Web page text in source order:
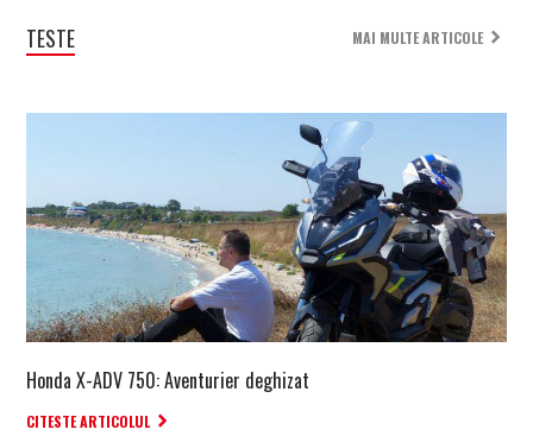
TESTE MAI MULTE ARTICOLE
Honda X-ADV 750: Aventurier deghizat
CITESTE ARTICOLUL